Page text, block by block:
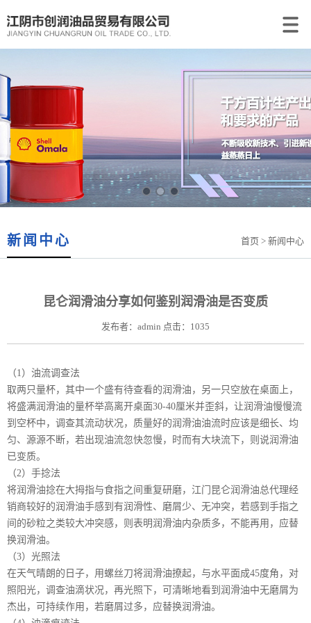
新闻中心 首页 > 新闻中心
昆仑润滑油分享如何鉴别润滑油是否变质
发布者：admin 点击：1035
（1）油流调查法
取两只量杯，其中一个盛有待查看的润滑油，另一只空放在桌面上，
将盛满润滑油的量杯举高离开桌面30-40厘米并歪斜，让润滑油慢慢流
到空杯中，调查其流动状况，质量好的润滑油油流时应该是细长、均
匀、源源不断，若出现油流忽快忽慢，时而有大块流下，则说润滑油
已变质。
（2）手捻法
将润滑油捻在大拇指与食指之间重复研磨，江门昆仑润滑油总代理经
销商较好的润滑油手感到有润滑性、磨屑少、无冲突，若感到手指之
间的砂粒之类较大冲突感，则表明润滑油内杂质多，不能再用，应替
换润滑油。
（3）光照法
在天气晴朗的日子，用螺丝刀将润滑油撩起，与水平面成45度角，对
照阳光，调查油滴状况，再光照下，可清晰地看到润滑油中无磨屑为
杰出，可持续作用，若磨屑过多，应替换润滑油。